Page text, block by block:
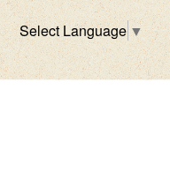
Select Language ▼